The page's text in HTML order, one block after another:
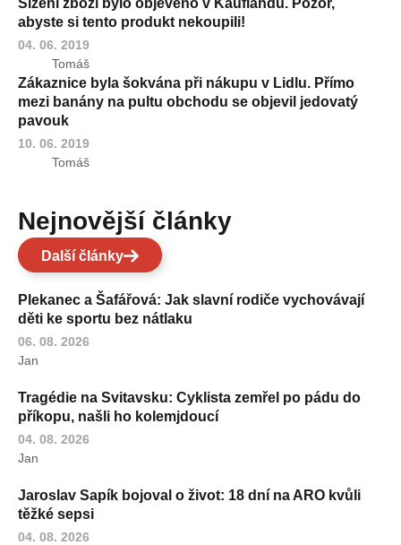
Šizení zboží bylo objeveno v Kauflandu. Pozor,
abyste si tento produkt nekoupili!
04. 06. 2019
Tomáš
Zákaznice byla šokvána při nákupu v Lidlu. Přímo
mezi banány na pultu obchodu se objevil jedovatý
pavouk
10. 06. 2019
Tomáš
Nejnovější články
Další články
Plekanec a Šafářová: Jak slavní rodiče vychovávají
děti ke sportu bez nátlaku
06. 08. 2026
Jan
Tragédie na Svitavsku: Cyklista zemřel po pádu do
příkopu, našli ho kolemjdoucí
04. 08. 2026
Jan
Jaroslav Sapík bojoval o život: 18 dní na ARO kvůli
těžké sepsi
04. 08. 2026